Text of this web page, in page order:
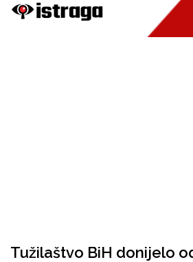
Tužilaštvo BiH donijelo